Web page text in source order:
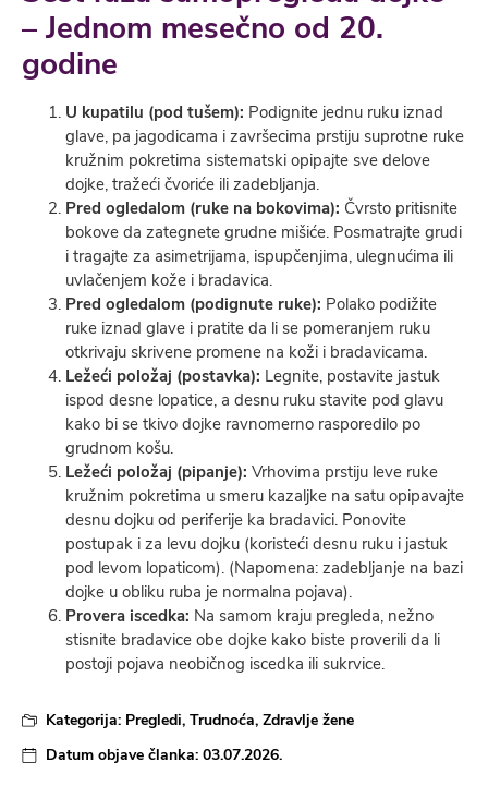
– Jednom mesečno od 20.
godine
U kupatilu (pod tušem): Podignite jednu ruku iznad
glave, pa jagodicama i završecima prstiju suprotne ruke
kružnim pokretima sistematski opipajte sve delove
dojke, tražeći čvoriće ili zadebljanja.
Pred ogledalom (ruke na bokovima): Čvrsto pritisnite
bokove da zategnete grudne mišiće. Posmatrajte grudi
i tragajte za asimetrijama, ispupčenjima, ulegnućima ili
uvlačenjem kože i bradavica.
Pred ogledalom (podignute ruke): Polako podižite
ruke iznad glave i pratite da li se pomeranjem ruku
otkrivaju skrivene promene na koži i bradavicama.
Ležeći položaj (postavka): Legnite, postavite jastuk
ispod desne lopatice, a desnu ruku stavite pod glavu
kako bi se tkivo dojke ravnomerno rasporedilo po
grudnom košu.
Ležeći položaj (pipanje): Vrhovima prstiju leve ruke
kružnim pokretima u smeru kazaljke na satu opipavajte
desnu dojku od periferije ka bradavici. Ponovite
postupak i za levu dojku (koristeći desnu ruku i jastuk
pod levom lopaticom). (Napomena: zadebljanje na bazi
dojke u obliku ruba je normalna pojava).
Provera iscedka: Na samom kraju pregleda, nežno
stisnite bradavice obe dojke kako biste proverili da li
postoji pojava neobičnog iscedka ili sukrvice.
Kategorija: Pregledi, Trudnoća, Zdravlje žene
Datum objave članka: 03.07.2026.